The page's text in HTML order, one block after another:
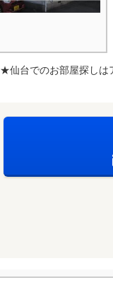
★仙台でのお部屋探しは